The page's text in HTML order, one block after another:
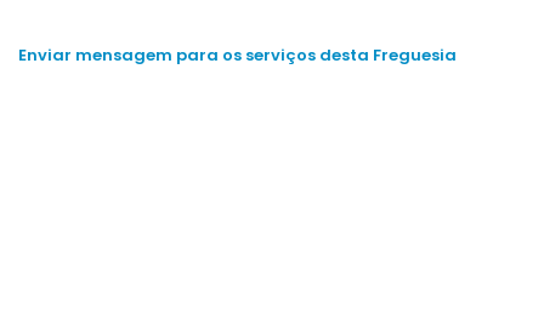
Enviar mensagem para os serviços desta Freguesia